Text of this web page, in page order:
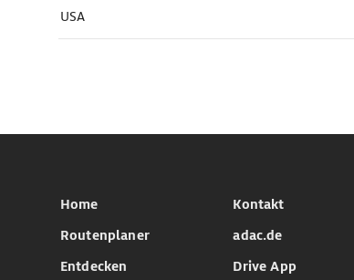
USA
Home
Routenplaner
Entdecken
Kontakt
adac.de
Drive App